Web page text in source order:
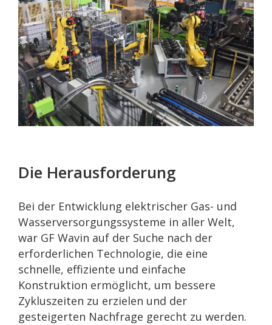
Die Herausforderung
Bei der Entwicklung elektrischer Gas- und
Wasserversorgungssysteme in aller Welt,
war GF Wavin auf der Suche nach der
erforderlichen Technologie, die eine
schnelle, effiziente und einfache
Konstruktion ermöglicht, um bessere
Zykluszeiten zu erzielen und der
gesteigerten Nachfrage gerecht zu werden.